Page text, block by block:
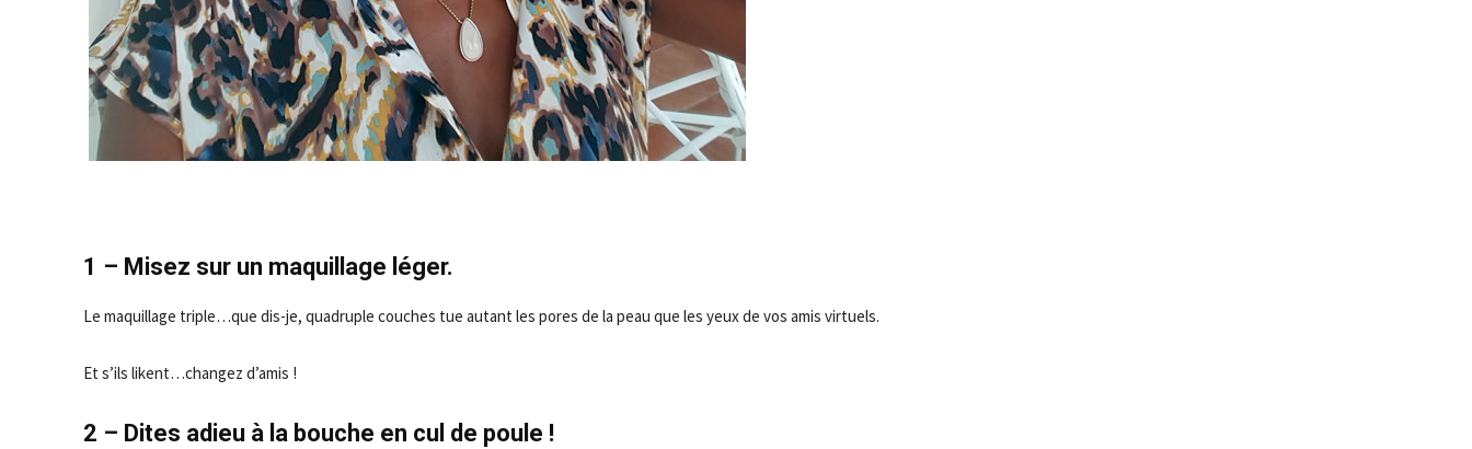
1 – Misez sur un maquillage léger.
Le maquillage triple…que dis-je, quadruple couches tue autant les pores de la peau que les yeux de vos amis virtuels.
Et s’ils likent…changez d’amis !
2 – Dites adieu à la bouche en cul de poule !